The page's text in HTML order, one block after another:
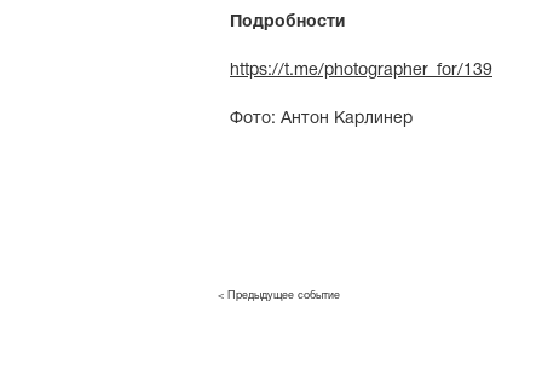
Подробности
https://t.me/photographer_for/139
Фото: Антон Карлинер
< Предыдущее событие